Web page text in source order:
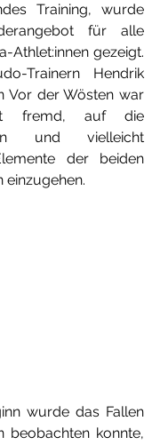
Training, wurde
für alle
Athlet:innen gezeigt.
Trainern Hendrik
Vor der Wösten war
fremd, auf die
und vielleicht
der beiden
einzugehen.
wurde das Fallen
beobachten konnte,